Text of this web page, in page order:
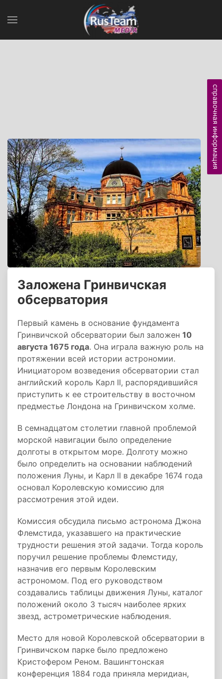
Заложена Гринвичская
обсерватория
Первый камень в основание фундамента
Гринвичской обсерватории был заложен 10
августа 1675 года. Она играла важную роль на
протяжении всей истории астрономии.
Инициатором возведения обсерватории стал
английский король Карл II, распорядившийся
приступить к ее строительству в восточном
предместье Лондона на Гринвичском холме.
В семнадцатом столетии главной проблемой
морской навигации было определение
долготы в открытом море. Долготу можно
было определить на основании наблюдений
положения Луны, и Карл II в декабре 1674 года
основал Королевскую комиссию для
рассмотрения этой идеи.
Комиссия обсудила письмо астронома Джона
Флемстида, указавшего на практические
трудности решения этой задачи. Тогда король
поручил решение проблемы Флемстиду,
назначив его первым Королевским
астрономом. Под его руководством
создавались таблицы движения Луны, каталог
положений около 3 тысяч наиболее ярких
звезд, астрометрические наблюдения.
Место для новой Королевской обсерватории в
Гринвичском парке было предложено
Кристофером Реном. Вашингтонская
конференция 1884 года приняла меридиан,
справочная информация